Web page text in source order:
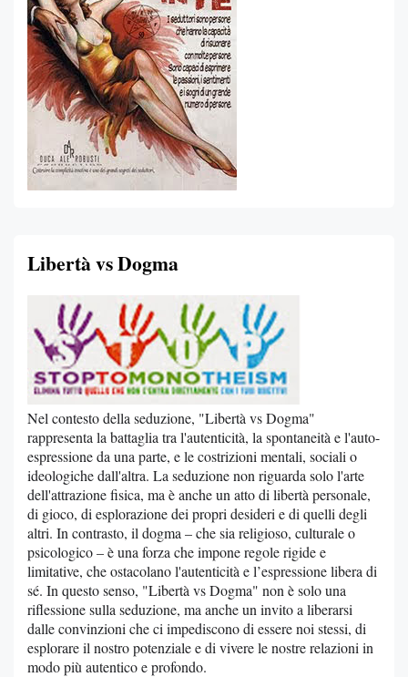
Libertà vs Dogma
Nel contesto della seduzione, "Libertà vs Dogma"
rappresenta la battaglia tra l'autenticità, la spontaneità e l'auto-
espressione da una parte, e le costrizioni mentali, sociali o
ideologiche dall'altra. La seduzione non riguarda solo l'arte
dell'attrazione fisica, ma è anche un atto di libertà personale,
di gioco, di esplorazione dei propri desideri e di quelli degli
altri. In contrasto, il dogma – che sia religioso, culturale o
psicologico – è una forza che impone regole rigide e
limitative, che ostacolano l'autenticità e l’espressione libera di
sé. In questo senso, "Libertà vs Dogma" non è solo una
riflessione sulla seduzione, ma anche un invito a liberarsi
dalle convinzioni che ci impediscono di essere noi stessi, di
esplorare il nostro potenziale e di vivere le nostre relazioni in
modo più autentico e profondo.